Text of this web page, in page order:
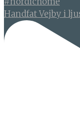
Handfat Vejby i